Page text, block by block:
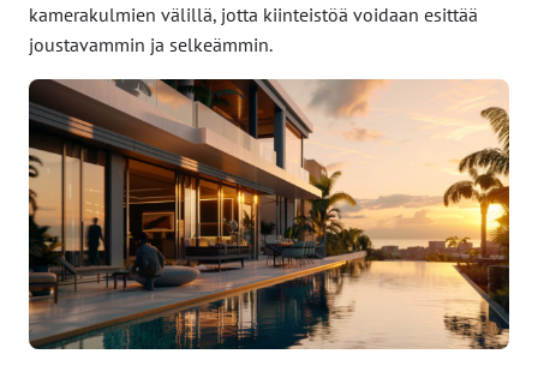
kamerakulmien välillä, jotta kiinteistöä voidaan esittää
joustavammin ja selkeämmin.